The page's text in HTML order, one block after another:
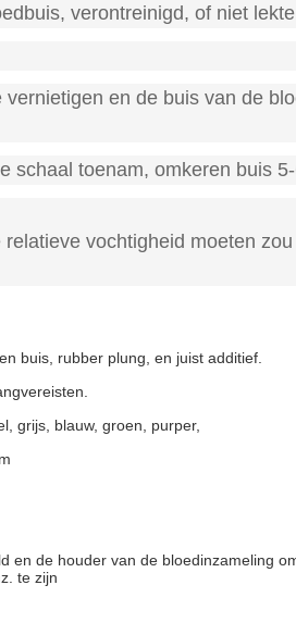
verontreinigd, of niet
en de buis van de
schaal toenam, omkeren buis
relatieve vochtigheid moeten
buis, rubber plung, en juist additief.
grijs, blauw, groen, purper,
de houder van de bloedinzameling
te zijn